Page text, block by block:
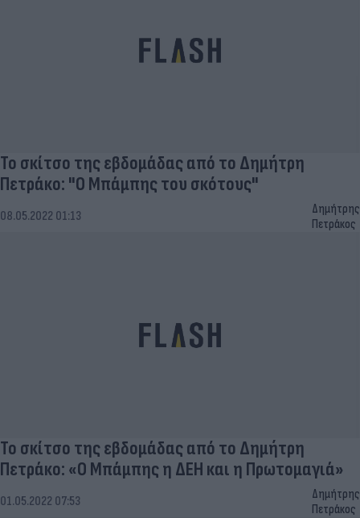
Το σκίτσο της εβδομάδας από το Δημήτρη
Πετράκο: "Ο Μπάμπης του σκότους"
08.05.2022 01:13
Δημήτρης
Πετράκος
Το σκίτσο της εβδομάδας από το Δημήτρη
Πετράκο: «Ο Μπάμπης η ΔΕΗ και η Πρωτομαγιά»
01.05.2022 07:53
Δημήτρης
Πετράκος